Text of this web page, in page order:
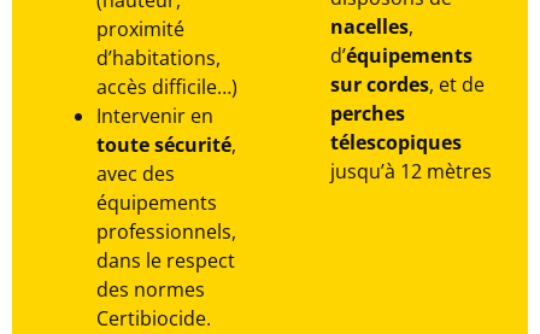
proximité
d’habitations,
accès difficile…)
Intervenir en
toute sécurité,
avec des
équipements
professionnels,
dans le respect
des normes
Certibiocide.
nacelles,
d’équipements
sur cordes, et de
perches
télescopiques
jusqu’à 12 mètres